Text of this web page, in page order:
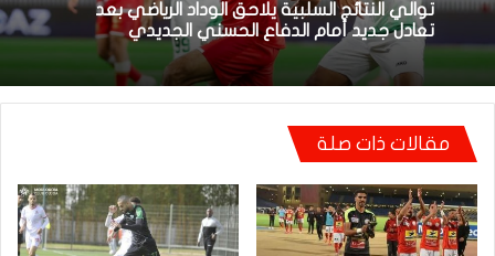
توالي النتائج السلبية يلاحق الوداد الرياضي بعد
تعادل جديد أمام الدفاع الحسني الجديدي
مقالات ذات صلة